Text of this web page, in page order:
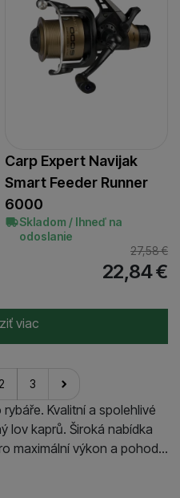
Carp Expert Navijak
Smart Feeder Runner
6000
Skladom / Ihneď na
odoslanie
27,58€
22,84€
viac
2 3
nasledujúci
Kvalitní a spolehlivé
lov kaprů. Široká nabídka
maximální výkon a pohodlí